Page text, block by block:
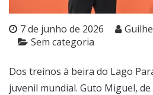
7 de junho de 2026
Sem categoria
Dos treinos à beira do Lago
juvenil mundial. Guto Miguel,